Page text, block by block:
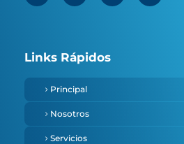
Links Rápidos
Principal
Nosotros
Servicios